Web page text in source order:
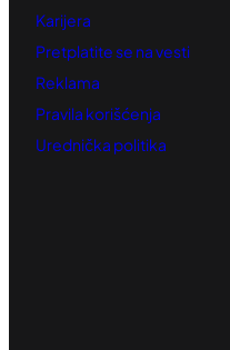
Karijera
Pretplatite se na vesti
Reklama
Pravila korišćenja
Urednička politika